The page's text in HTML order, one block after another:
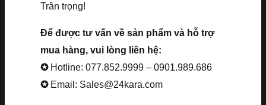
Trân trọng!
Để được tư vấn về sản phẩm và hỗ trợ
mua hàng, vui lòng liên hệ:
✪ Hotline: 077.852.9999 – 0901.989.686
✪ Email: Sales@24kara.com